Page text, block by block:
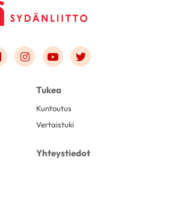
Link to facebook
Link to instagram
Link to youtube
Link to twitter
Tukea
Kuntoutus
Vertaistuki
Yhteystiedot